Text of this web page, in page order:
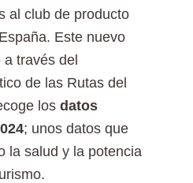
al club de producto
Este nuevo
través del
de las Rutas del
los datos
; unos datos que
la salud y la potencia